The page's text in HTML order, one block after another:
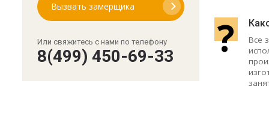
Вызвать замерщика
Или свяжитесь с нами по телефону
8(499) 450-69-33 ?
Все